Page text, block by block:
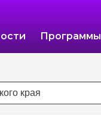
Программы